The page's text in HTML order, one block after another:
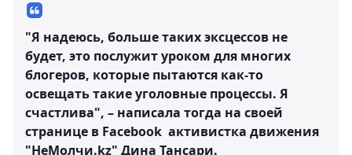
"Я надеюсь, больше таких эксцессов не
будет, это послужит уроком для многих
блогеров, которые пытаются как-то
освещать такие уголовные процессы. Я
счастлива", – написала тогда на своей
странице в Facebook активистка движения
"НеМолчи.kz" Дина Тансари.